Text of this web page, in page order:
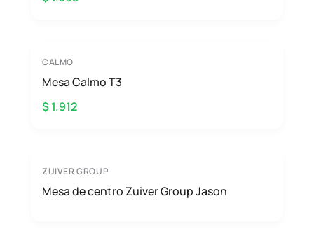
CALMO
Mesa Calmo T3
$ 1.912
ZUIVER GROUP
Mesa de centro Zuiver Group Jason